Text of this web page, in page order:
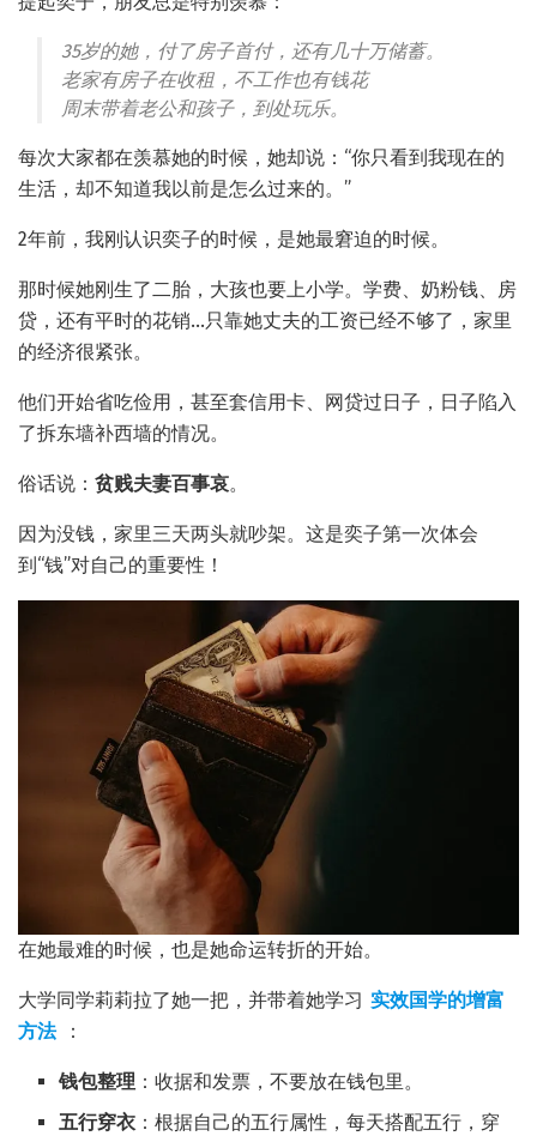
35岁的她，付了房子首付，还有几十万储蓄。
老家有房子在收租，不工作也有钱花
周末带着老公和孩子，到处玩乐。
每次大家都在羡慕她的时候，她却说：“你只看到我现在的
生活，却不知道我以前是怎么过来的。”
2年前，我刚认识奕子的时候，是她最窘迫的时候。
那时候她刚生了二胎，大孩也要上小学。学费、奶粉钱、房
贷，还有平时的花销…只靠她丈夫的工资已经不够了，家里
的经济很紧张。
他们开始省吃俭用，甚至套信用卡、网贷过日子，日子陷入
了拆东墙补西墙的情况。
俗话说： 贫贱夫妻百事哀。
因为没钱，家里三天两头就吵架。这是奕子第一次体会
到“钱”对自己的重要性！
在她最难的时候，也是她命运转折的开始。
大学同学莉莉拉了她一把，并带着她学习 实效国学的增富
方法
：
钱包整理 ：收据和发票，不要放在钱包里。
五行穿衣 ：根据自己的五行属性，每天搭配五行，穿